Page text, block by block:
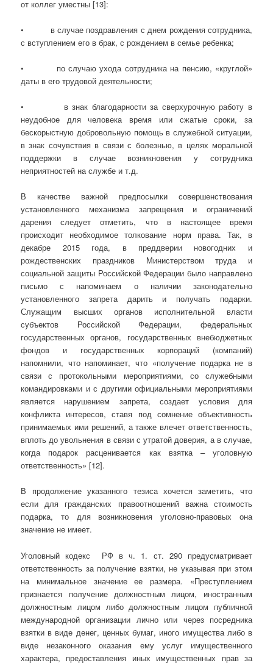
от коллег уместны [13]:
• в случае поздравления с днем рождения сотрудника,
с вступлением его в брак, с рождением в семье ребенка;
• по случаю ухода сотрудника на пенсию, «круглой»
даты в его трудовой деятельности;
• в знак благодарности за сверхурочную работу в
неудобное для человека время или сжатые сроки, за
бескорыстную добровольную помощь в служебной ситуации,
в знак сочувствия в связи с болезнью, в целях моральной
поддержки в случае возникновения у сотрудника
неприятностей на службе и т.д.
В качестве важной предпосылки совершенствования
установленного механизма запрещения и ограничений
дарения следует отметить, что в настоящее время
происходит необходимое толкование норм права. Так, в
декабре 2015 года, в преддверии новогодних и
рождественских праздников Министерством труда и
социальной защиты Российской Федерации было направлено
письмо с напоминаем о наличии законодательно
установленного запрета дарить и получать подарки.
Служащим высших органов исполнительной власти
субъектов Российской Федерации, федеральных
государственных органов, государственных внебюджетных
фондов и государственных корпораций (компаний)
напомнили, что напоминает, что «получение подарка не в
связи с протокольными мероприятиями, со служебными
командировками и с другими официальными мероприятиями
является нарушением запрета, создает условия для
конфликта интересов, ставя под сомнение объективность
принимаемых ими решений, а также влечет ответственность,
вплоть до увольнения в связи с утратой доверия, а в случае,
когда подарок расценивается как взятка – уголовную
ответственность» [12].
В продолжение указанного тезиса хочется заметить, что
если для гражданских правоотношений важна стоимость
подарка, то для возникновения уголовно-правовых она
значение не имеет.
Уголовный кодекс РФ в ч. 1. ст. 290 предусматривает
ответственность за получение взятки, не указывая при этом
на минимальное значение ее размера. «Преступлением
признается получение должностным лицом, иностранным
должностным лицом либо должностным лицом публичной
международной организации лично или через посредника
взятки в виде денег, ценных бумаг, иного имущества либо в
виде незаконного оказания ему услуг имущественного
характера, предоставления иных имущественных прав за